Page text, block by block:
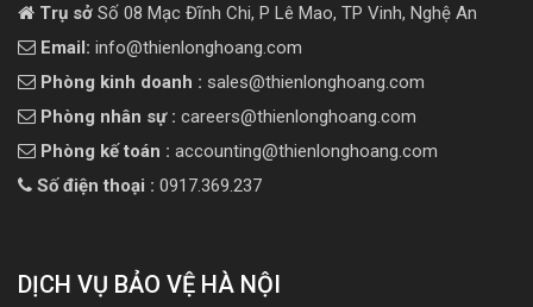
Trụ sở Số 08 Mạc Đĩnh Chi, P Lê Mao, TP Vinh, Nghệ An
Email: info@thienlonghoang.com
Phòng kinh doanh : sales@thienlonghoang.com
Phòng nhân sự : careers@thienlonghoang.com
Phòng kế toán : accounting@thienlonghoang.com
Số điện thoại : 0917.369.237
DỊCH VỤ BẢO VỆ HÀ NỘI